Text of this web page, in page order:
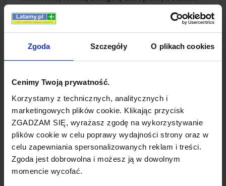
Zgoda Szczegóły O plikach cookies
Cenimy Twoją prywatność.
Korzystamy z technicznych, analitycznych i
marketingowych plików cookie. Klikając przycisk
ZGADZAM SIĘ, wyrażasz zgodę na wykorzystywanie
plików cookie w celu poprawy wydajności strony oraz w
celu zapewniania spersonalizowanych reklam i treści.
Zgoda jest dobrowolna i możesz ją w dowolnym
momencie wycofać.
Rent, Toyota Rent, Sixt.
Informacja lotniskowa
Kontakt z obsługą terminala jest dostępny
oraz +358 20 708 6130 i numerem faksu +358
20 708 6199.
Hotele
Sprawdź hotele w Booking.com